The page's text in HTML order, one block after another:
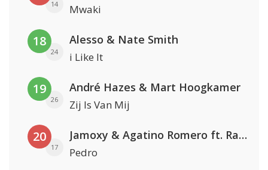
14 Mwaki
18
24
Alesso & Nate Smith
i Like It
19
26
André Hazes & Mart Hoogkamer
Zij Is Van Mij
20
17
Jamoxy & Agatino Romero ft. Raffaella Carrà
Pedro